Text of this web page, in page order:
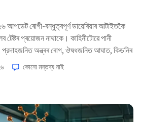
আপডেট ৰোগী-বন্ধুত্বপূর্ণ ডায়েৰিয়াৰ আটাইতকৈ
টেষ্টৰ প্ৰয়োজন নাথাকে। কাহিনীটোৱে পানী
অন্ত্ৰৰ ৰোগ, ঔষধজনিত আঘাত, কিডনিৰ
তেতিয়া ৰক্ত পৰীক্ষা উপযোগী হৈ উঠে। 📖
প্ৰকাশিত: ২৬ জুন, ২০২৬ 🩺 চিকিৎসাগতভাৱে
কোনো মন্তব্য নাই